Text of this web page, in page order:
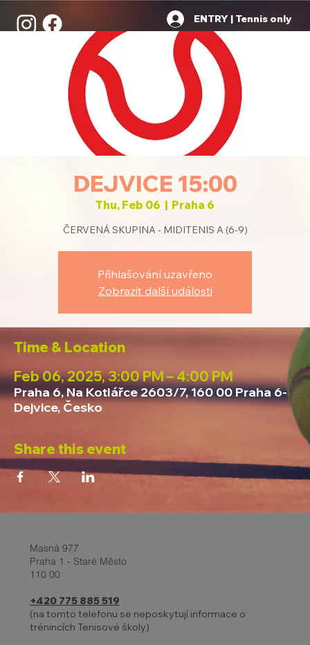
ENTRY | Tennis only
DEJVICE 15:00
Thu, Feb 06
  |
Praha 6
ČERVENÁ SKUPINA - MIDITENIS A (6-9)
Přihlašování uzavřeno
Zobrazit další události
Time & Location
Feb 06, 2025, 3:00 PM – 4:00 PM
Praha 6, Na Kotlářce 2603/7, 160 00 Praha 6-
Dejvice, Česko
Share this event
Masná 977
Praha 1 - Staré Město
110 00
+420 775 885 519
(na tomto telefonu se neposkytují informace o
trénincích Tenisové školy)